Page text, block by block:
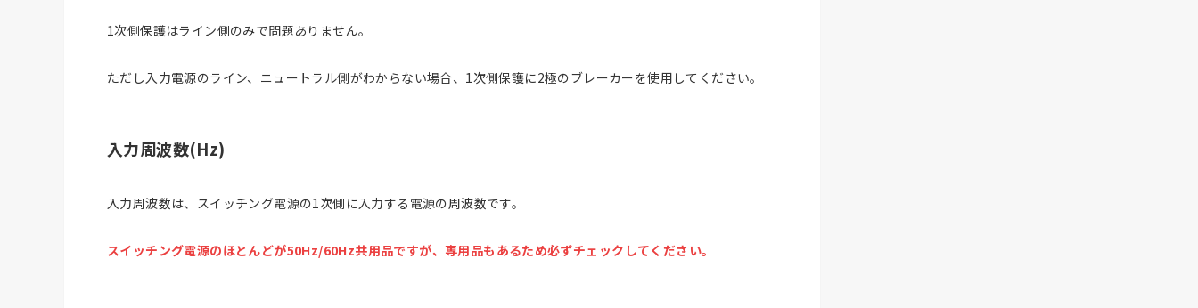
1次側保護はライン側のみで問題ありません。
ただし入力電源のライン、ニュートラル側がわからない場合、1次側保護に2極のブレーカーを使用してください。
入力周波数(Hz)
入力周波数は、スイッチング電源の1次側に入力する電源の周波数です。
スイッチング電源のほとんどが50Hz/60Hz共用品ですが、専用品もあるため必ずチェックしてください。